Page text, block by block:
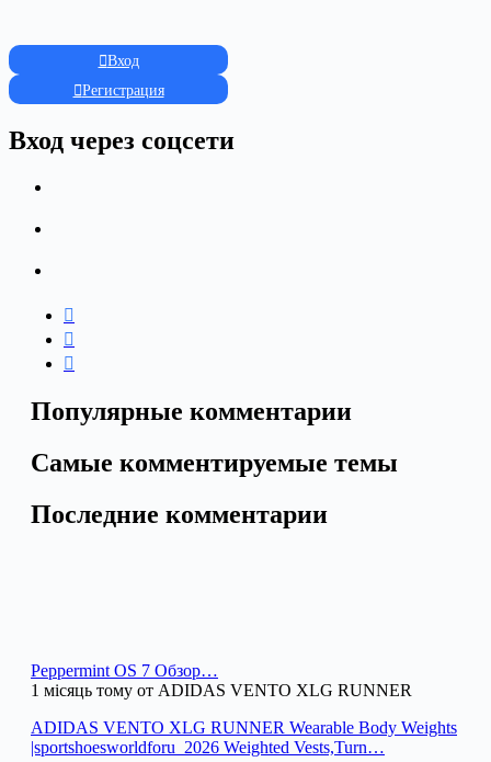
Вход
Регистрация
Вход через соцсети
Популярные комментарии
Самые комментируемые темы
Последние комментарии
Peppermint OS 7 Обзор…
1 місяць тому от ADIDAS VENTO XLG RUNNER
ADIDAS VENTO XLG RUNNER Wearable Body Weights
|sportshoesworldforu_2026 Weighted Vests,Turn…